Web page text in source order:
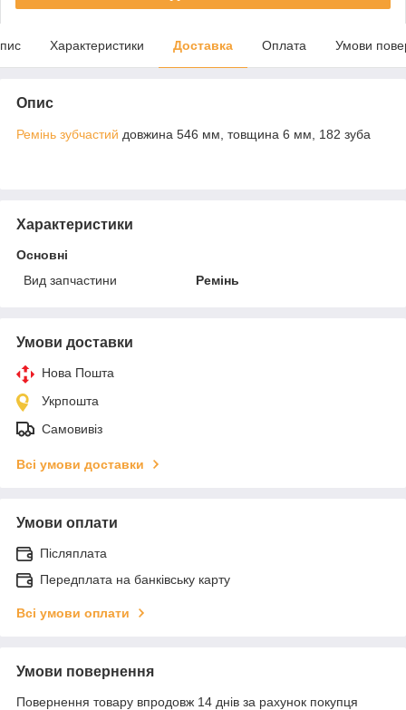
Характеристики Доставка Оплата Умови
Опис
Ремінь зубчастий довжина 546 мм, товщина 6 мм, 182 зуба
Характеристики
Основні
Вид запчастини
Ремінь
Умови доставки
Нова Пошта
Укрпошта
Самовивіз
Всі умови доставки
Умови оплати
Післяплата
Передплата на банківську карту
Всі умови оплати
Умови повернення
Повернення товару впродовж 14 днів за рахунок покупця